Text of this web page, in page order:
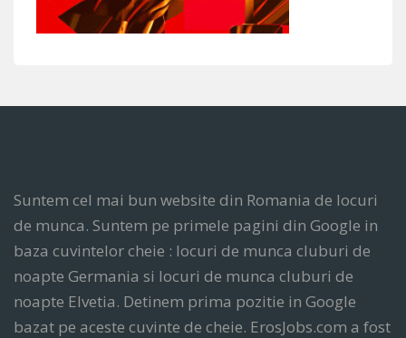
Suntem cel mai bun website din Romania de locuri
de munca. Suntem pe primele pagini din Google in
baza cuvintelor cheie : locuri de munca cluburi de
noapte Germania si locuri de munca cluburi de
noapte Elvetia. Detinem prima pozitie in Google
bazat pe aceste cuvinte de cheie. ErosJobs.com a fost